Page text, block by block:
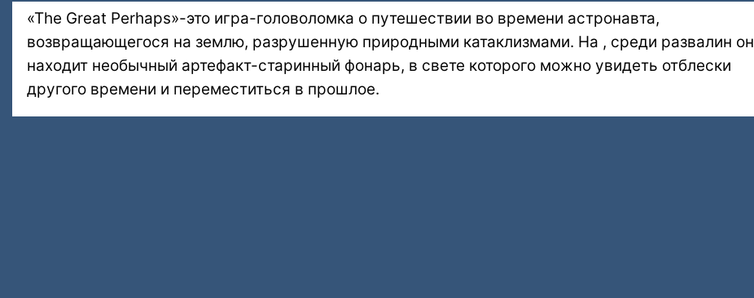
«The Great Perhaps»-это игра-головоломка о путешествии во времени астронавта,
возвращающегося на землю, разрушенную природными катаклизмами. На , среди развалин он
находит необычный артефакт-старинный фонарь, в свете которого можно увидеть отблески
другого времени и переместиться в прошлое.